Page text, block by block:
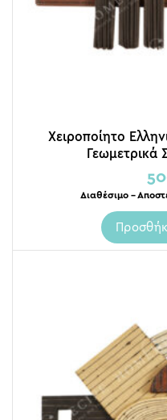
Χειροποίητο
Γεωμετρικά
Διαθέσιμο –